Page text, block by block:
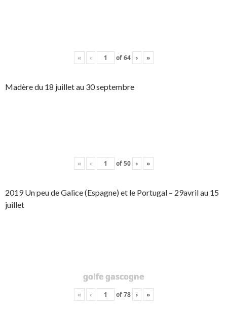
« ‹ of64 › »
Madère du 18 juillet au 30 septembre
« ‹ of50 › »
2019 Un peu de Galice (Espagne) et le Portugal – 29avril au 15
juillet
golfe gascogne
« ‹ of78 › »